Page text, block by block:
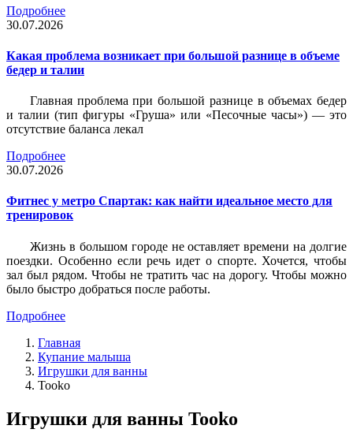
Подробнее
30.07.2026
Какая проблема возникает при большой разнице в объеме
бедер и талии
Главная проблема при большой разнице в объемах бедер
и талии (тип фигуры «Груша» или «Песочные часы») — это
отсутствие баланса лекал
Подробнее
30.07.2026
Фитнес у метро Спартак: как найти идеальное место для
тренировок
Жизнь в большом городе не оставляет времени на долгие
поездки. Особенно если речь идет о спорте. Хочется, чтобы
зал был рядом. Чтобы не тратить час на дорогу. Чтобы можно
было быстро добраться после работы.
Подробнее
Главная
Купание малыша
Игрушки для ванны
Tooko
Игрушки для ванны Tooko